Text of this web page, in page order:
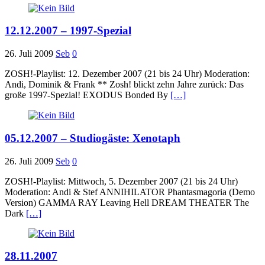
12.12.2007 – 1997-Spezial
26. Juli 2009 Seb 0
ZOSH!-Playlist: 12. Dezember 2007 (21 bis 24 Uhr) Moderation:
Andi, Dominik & Frank ** Zosh! blickt zehn Jahre zurück: Das
große 1997-Spezial! EXODUS Bonded By […]
05.12.2007 – Studiogäste: Xenotaph
26. Juli 2009 Seb 0
ZOSH!-Playlist: Mittwoch, 5. Dezember 2007 (21 bis 24 Uhr)
Moderation: Andi & Stef ANNIHILATOR Phantasmagoria (Demo
Version) GAMMA RAY Leaving Hell DREAM THEATER The
Dark […]
28.11.2007